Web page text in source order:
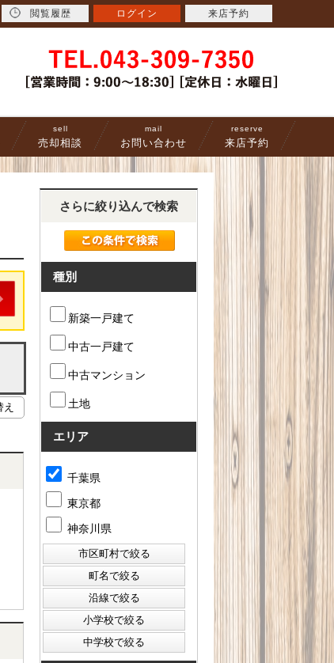
sell
売却相談
mail
お問い合わせ
reserve
来店予約
さらに絞り込んで検索
種別
新築一戸建て
中古一戸建て
中古マンション
土地
エリア
千葉県
東京都
神奈川県
閲覧履歴 ログイン 来店予約